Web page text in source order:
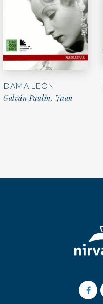
DAMA LEÓN
Galván Paulin, Juan